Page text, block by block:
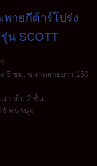
พายกีต้าร์โปร่ง
น SCOTT
5 ซม. ขนาดสายยาว 150
า เย็บ 2 ชั้น
ร์ หนานุ่ม